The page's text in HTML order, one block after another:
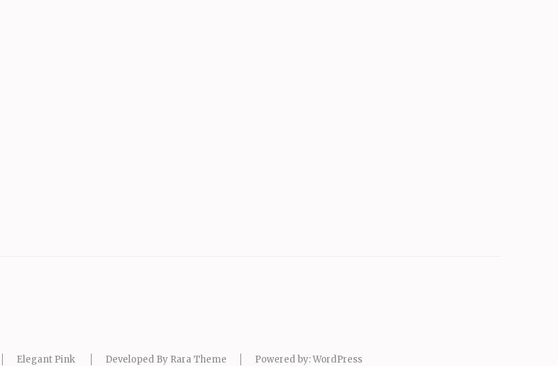
Elegant Pink Developed By Rara Theme Powered by:WordPress